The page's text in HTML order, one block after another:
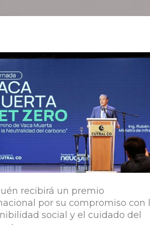
recibirá un premio
por su compromiso con
social y el cuidado del